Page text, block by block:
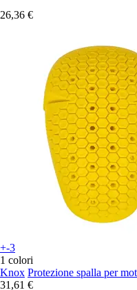
26,36 €
+-3
1 colori
Knox Protezione spalla per
31,61 €